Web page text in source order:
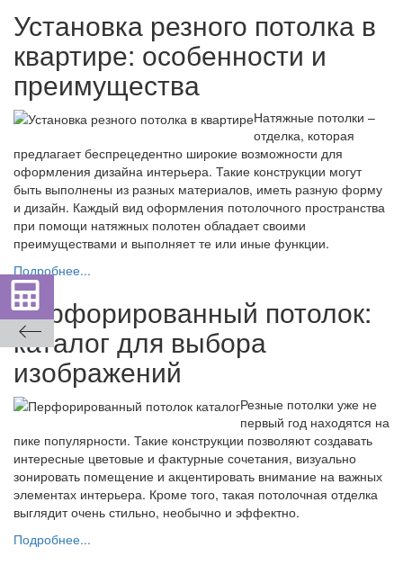
Установка резного потолка в
квартире: особенности и
преимущества
Натяжные потолки –
отделка, которая
предлагает беспрецедентно широкие возможности для
оформления дизайна интерьера. Такие конструкции могут
быть выполнены из разных материалов, иметь разную форму
и дизайн. Каждый вид оформления потолочного пространства
при помощи натяжных полотен обладает своими
преимуществами и выполняет те или иные функции.
Подробнее...
Перфорированный потолок:
каталог для выбора
изображений
Резные потолки уже не
первый год находятся на
пике популярности. Такие конструкции позволяют создавать
интересные цветовые и фактурные сочетания, визуально
зонировать помещение и акцентировать внимание на важных
элементах интерьера. Кроме того, такая потолочная отделка
выглядит очень стильно, необычно и эффектно.
Подробнее...